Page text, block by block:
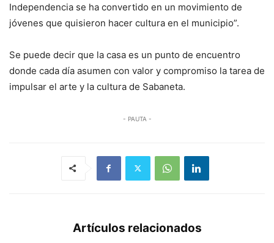
Independencia se ha convertido en un movimiento de
jóvenes que quisieron hacer cultura en el municipio”.
Se puede decir que la casa es un punto de encuentro
donde cada día asumen con valor y compromiso la tarea de
impulsar el arte y la cultura de Sabaneta.
- PAUTA -
Artículos relacionados